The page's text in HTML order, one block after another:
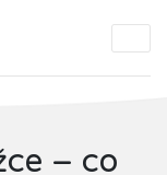
– co